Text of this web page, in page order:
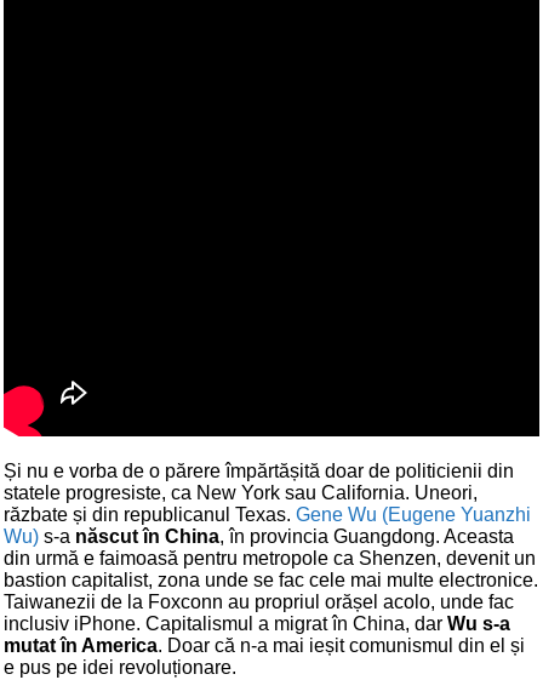
Și nu e vorba de o părere împărtășită doar de politicienii din
statele progresiste, ca New York sau California. Uneori,
răzbate și din republicanul Texas. Gene Wu (Eugene Yuanzhi
Wu) s-a născut în China, în provincia Guangdong. Aceasta
din urmă e faimoasă pentru metropole ca Shenzen, devenit un
bastion capitalist, zona unde se fac cele mai multe electronice.
Taiwanezii de la Foxconn au propriul orășel acolo, unde fac
inclusiv iPhone. Capitalismul a migrat în China, dar Wu s-a
mutat în America. Doar că n-a mai ieșit comunismul din el și
e pus pe idei revoluționare.